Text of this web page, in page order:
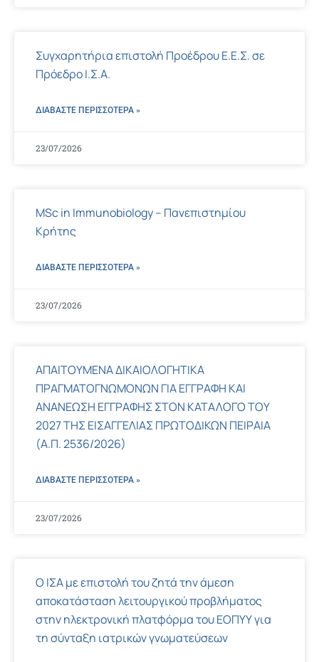
Συγχαρητήρια επιστολή Προέδρου Ε.Ε.Σ. σε
Πρόεδρο Ι.Σ.Α.
ΔΙΑΒΑΣΤΕ ΠΕΡΙΣΣΌΤΕΡΑ »
23/07/2026
MSc in Immunobiology – Πανεπιστημίου
Κρήτης
ΔΙΑΒΑΣΤΕ ΠΕΡΙΣΣΌΤΕΡΑ »
23/07/2026
ΑΠΑΙΤΟΥΜΕΝΑ ΔΙΚΑΙΟΛΟΓΗΤΙΚΑ
ΠΡΑΓΜΑΤΟΓΝΩΜΟΝΩΝ ΓΙΑ ΕΓΓΡΑΦΗ ΚΑΙ
ΑΝΑΝΕΩΣΗ ΕΓΓΡΑΦΗΣ ΣΤΟΝ ΚΑΤΑΛΟΓΟ ΤΟΥ
2027 ΤΗΣ ΕΙΣΑΓΓΕΛΙΑΣ ΠΡΩΤΟΔΙΚΩΝ ΠΕΙΡΑΙΑ
(Α.Π. 2536/2026)
ΔΙΑΒΑΣΤΕ ΠΕΡΙΣΣΌΤΕΡΑ »
23/07/2026
Ο ΙΣΑ με επιστολή του ζητά την άμεση
αποκατάσταση λειτουργικού προβλήματος
στην ηλεκτρονική πλατφόρμα του ΕΟΠΥΥ για
τη σύνταξη ιατρικών γνωματεύσεων